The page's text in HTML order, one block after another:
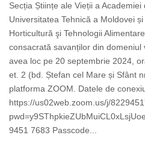
Secția Științe ale Vieții a Academiei
Universitatea Tehnică a Moldovei
Horticultură şi Tehnologii
consacrată savanților din domeniul
avea loc pe 20 septembrie 2024,
et. 2 (bd. Ștefan cel Mare și Sfânt
platforma ZOOM. Datele de
https://us02web.zoom.us/j/
9451 7683 Passcode...